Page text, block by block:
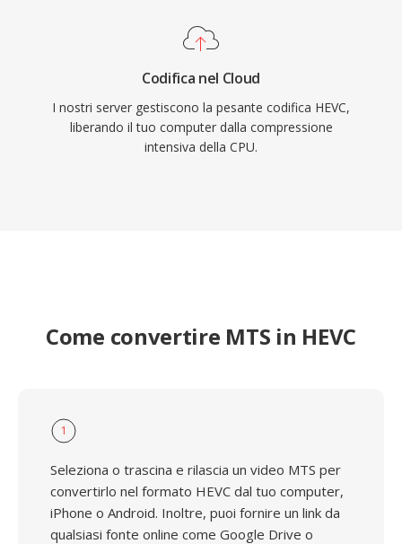
Codifica nel Cloud
I nostri server gestiscono la pesante codifica HEVC,
liberando il tuo computer dalla compressione
intensiva della CPU.
Come convertire MTS in HEVC
1
Seleziona o trascina e rilascia un video MTS per
convertirlo nel formato HEVC dal tuo computer,
iPhone o Android. Inoltre, puoi fornire un link da
qualsiasi fonte online come Google Drive o